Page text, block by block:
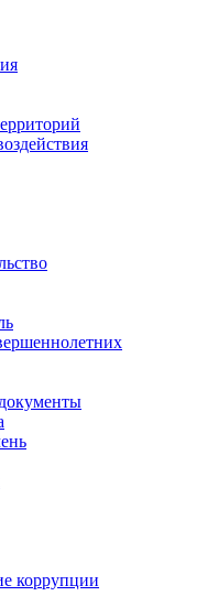
коррупции